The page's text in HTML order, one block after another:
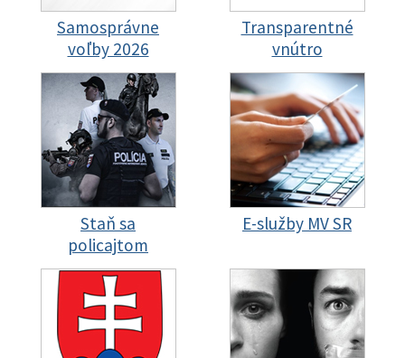
Samosprávne
voľby 2026
Transparentné
vnútro
Staň sa
policajtom
E-služby MV SR